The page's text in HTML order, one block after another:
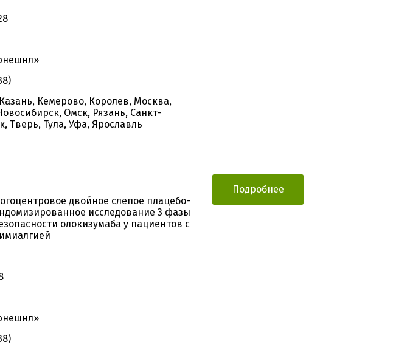
Кемерово, Королев, Москва,
Омск, Рязань, Санкт-
Тверь, Тула, Уфа, Ярославль
двойное слепое плацебо-
исследование 3 фазы
олокизумаба у пациентов с
Подробнее